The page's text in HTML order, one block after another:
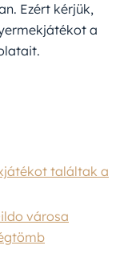
Ezért kérjük,
a
találtak a
városa